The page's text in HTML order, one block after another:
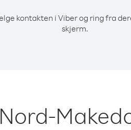
kontakten i Viber og ring fra
skjerm.